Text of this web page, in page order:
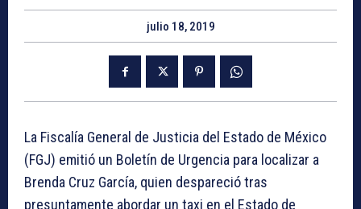
julio 18, 2019
La Fiscalía General de Justicia del Estado de México
(FGJ) emitió un Boletín de Urgencia para localizar a
Brenda Cruz García, quien despareció tras
presuntamente abordar un taxi en el Estado de